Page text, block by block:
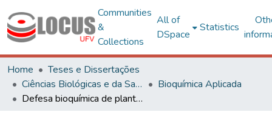
Communities
&
Collections
All of
DSpace
Statistics
Home
Teses e Dissertações
Ciências Biológicas e da Saúde
Bioquímica Aplicada
Defesa bioquímica de plantas: alterações do metabolismo pelo fungo Pochonia chlamydosporia e nematoides